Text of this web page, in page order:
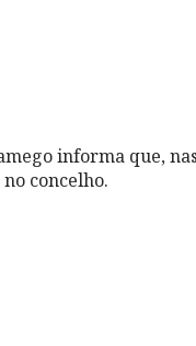
informa que,
no concelho.